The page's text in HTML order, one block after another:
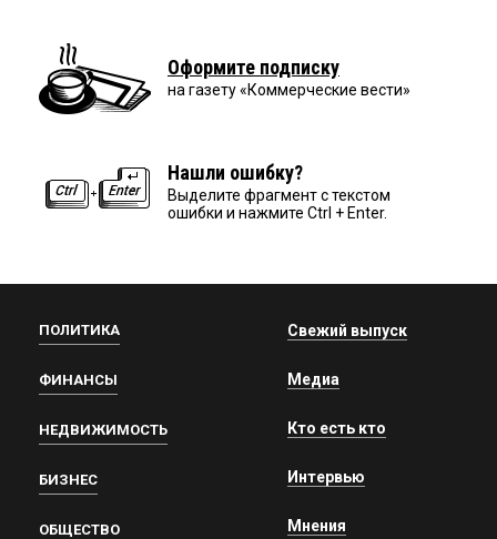
Оформите подписку
на газету «Коммерческие вести»
Нашли ошибку?
Выделите фрагмент с текстом
ошибки и нажмите Ctrl + Enter.
ПОЛИТИКА
ФИНАНСЫ
НЕДВИЖИМОСТЬ
БИЗНЕС
ОБЩЕСТВО
Свежий выпуск
Медиа
Кто есть кто
Интервью
Мнения